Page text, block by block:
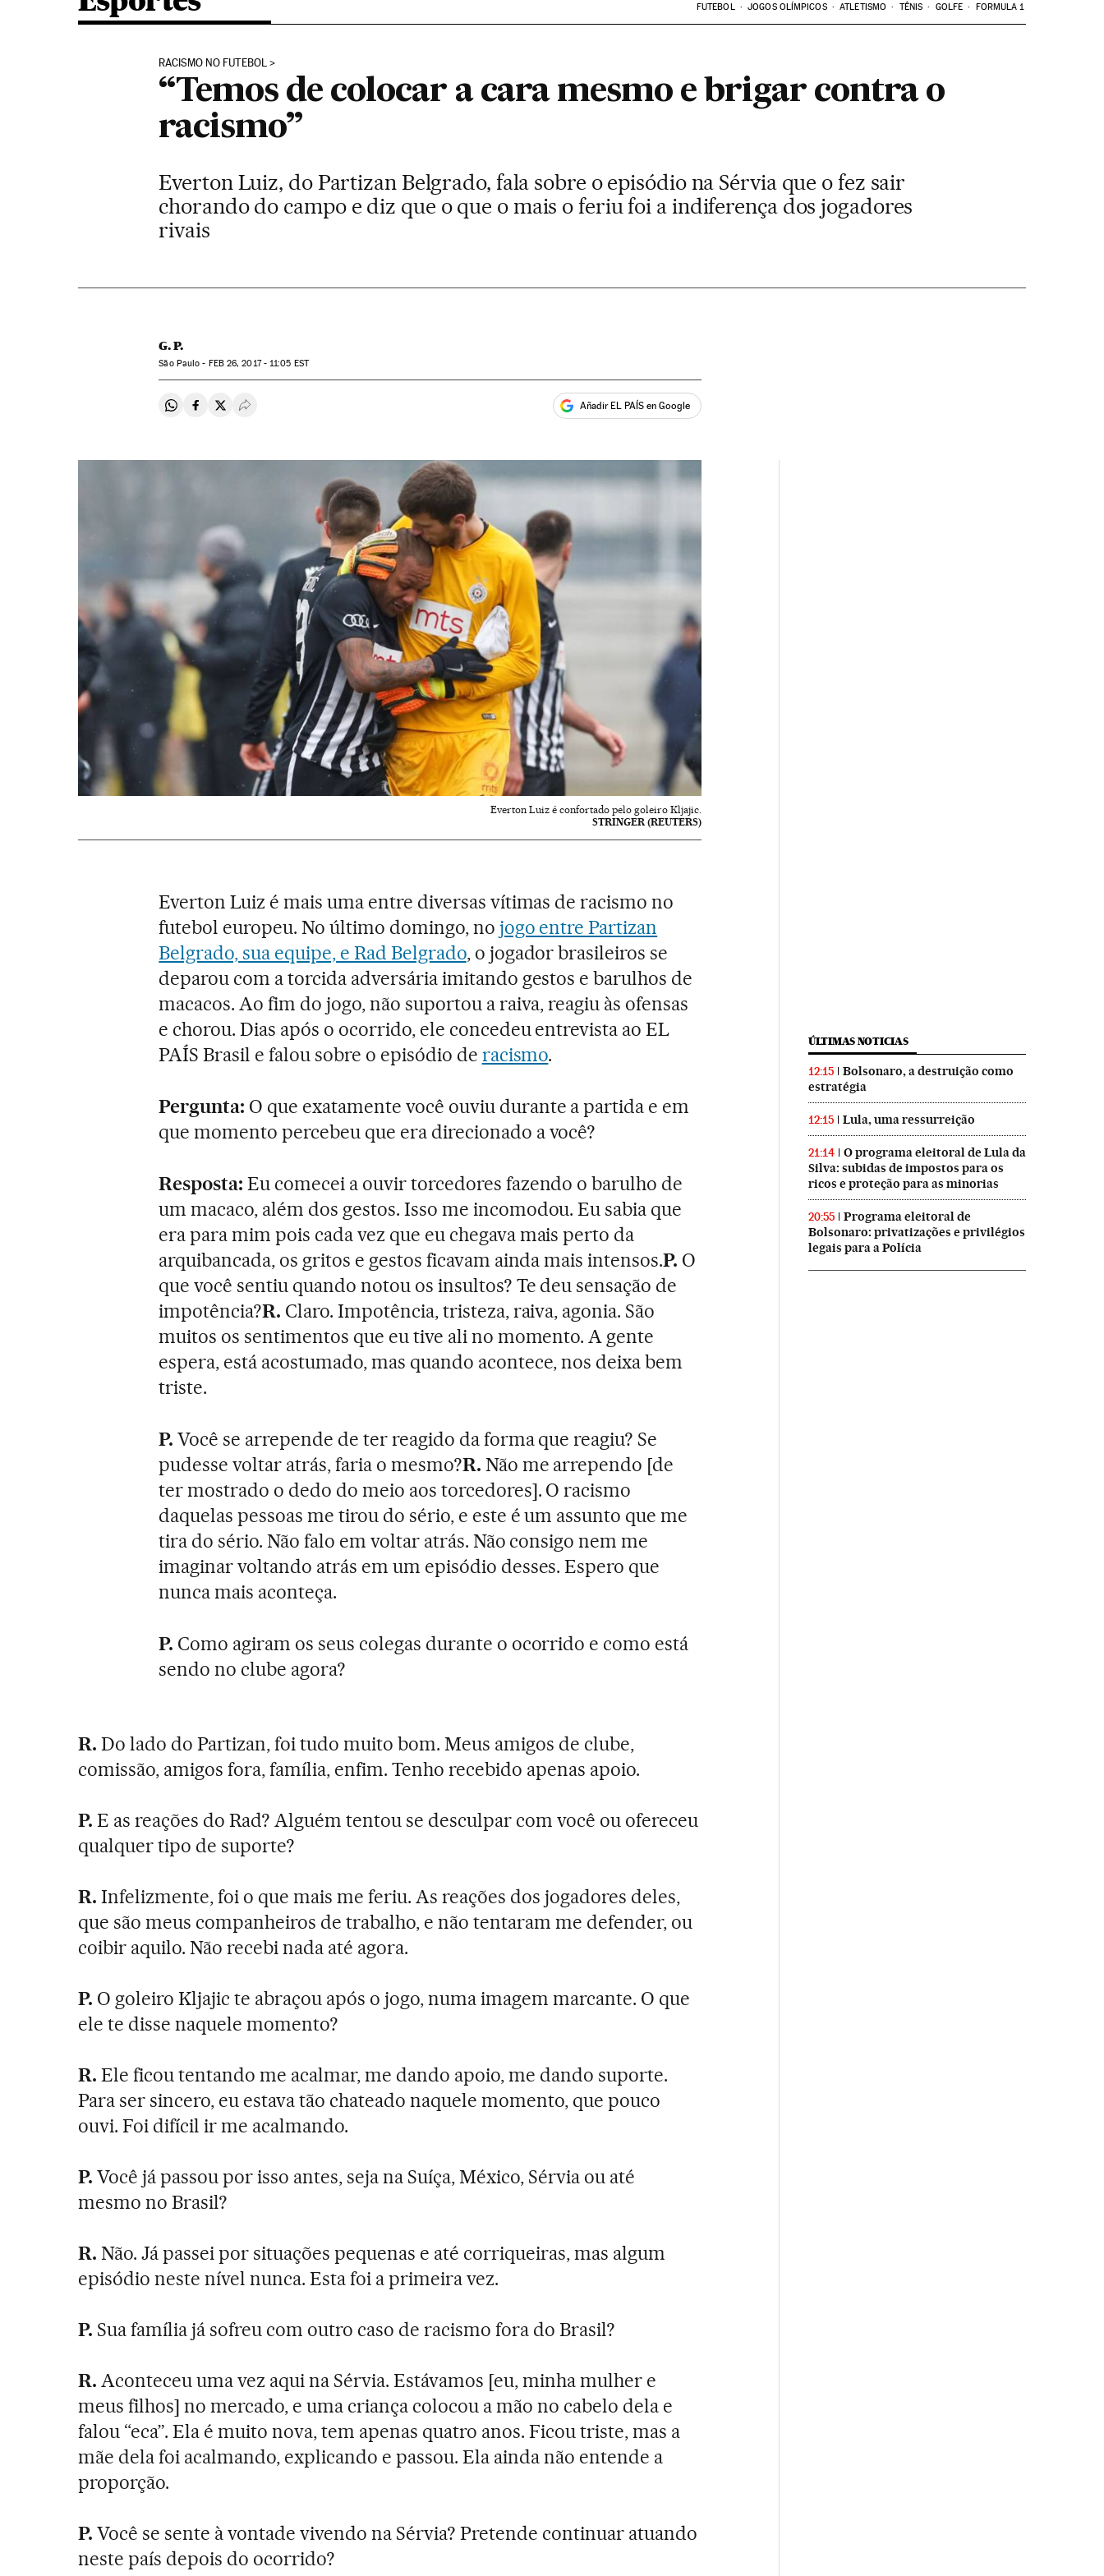
FUTEBOL JOGOS OLÍMPICOS ATLETISMO TÊNIS GOLFE FORMULA 1
RACISMO NO FUTEBOL
“Temos de colocar a cara mesmo e brigar contra o
racismo”
Everton Luiz, do Partizan Belgrado, fala sobre o episódio na Sérvia que o fez sair
chorando do campo e diz que o que o mais o feriu foi a indiferença dos jogadores
rivais
G. P.
São Paulo - FEB26, 2017 - 11:05 EST
Compartir en Whatsapp
Compartir en Facebook
Compartir en Twitter
Desplegar Redes Sociales Añadir EL PAÍS en Google
Everton Luiz é confortado pelo goleiro Kljajic.
STRINGER (REUTERS)
Everton Luiz é mais uma entre diversas vítimas de racismo no
futebol europeu. No último domingo, no jogo entre Partizan
Belgrado, sua equipe, e Rad Belgrado, o jogador brasileiros se
deparou com a torcida adversária imitando gestos e barulhos de
macacos. Ao fim do jogo, não suportou a raiva, reagiu às ofensas
e chorou. Dias após o ocorrido, ele concedeu entrevista ao EL
PAÍS Brasil e falou sobre o episódio de racismo.
Pergunta: O que exatamente você ouviu durante a partida e em
que momento percebeu que era direcionado a você?
Resposta: Eu comecei a ouvir torcedores fazendo o barulho de
um macaco, além dos gestos. Isso me incomodou. Eu sabia que
era para mim pois cada vez que eu chegava mais perto da
arquibancada, os gritos e gestos ficavam ainda mais intensos.P. O
que você sentiu quando notou os insultos? Te deu sensação de
impotência?R. Claro. Impotência, tristeza, raiva, agonia. São
muitos os sentimentos que eu tive ali no momento. A gente
espera, está acostumado, mas quando acontece, nos deixa bem
triste.
P. Você se arrepende de ter reagido da forma que reagiu? Se
pudesse voltar atrás, faria o mesmo?R. Não me arrependo [de
ter mostrado o dedo do meio aos torcedores]. O racismo
daquelas pessoas me tirou do sério, e este é um assunto que me
tira do sério. Não falo em voltar atrás. Não consigo nem me
imaginar voltando atrás em um episódio desses. Espero que
nunca mais aconteça.
P. Como agiram os seus colegas durante o ocorrido e como está
sendo no clube agora?
R. Do lado do Partizan, foi tudo muito bom. Meus amigos de clube,
comissão, amigos fora, família, enfim. Tenho recebido apenas apoio.
P. E as reações do Rad? Alguém tentou se desculpar com você ou ofereceu
qualquer tipo de suporte?
R. Infelizmente, foi o que mais me feriu. As reações dos jogadores deles,
que são meus companheiros de trabalho, e não tentaram me defender, ou
coibir aquilo. Não recebi nada até agora.
P. O goleiro Kljajic te abraçou após o jogo, numa imagem marcante. O que
ele te disse naquele momento?
R. Ele ficou tentando me acalmar, me dando apoio, me dando suporte.
Para ser sincero, eu estava tão chateado naquele momento, que pouco
ouvi. Foi difícil ir me acalmando.
P. Você já passou por isso antes, seja na Suíça, México, Sérvia ou até
mesmo no Brasil?
R. Não. Já passei por situações pequenas e até corriqueiras, mas algum
episódio neste nível nunca. Esta foi a primeira vez.
P. Sua família já sofreu com outro caso de racismo fora do Brasil?
R. Aconteceu uma vez aqui na Sérvia. Estávamos [eu, minha mulher e
meus filhos] no mercado, e uma criança colocou a mão no cabelo dela e
falou “eca”. Ela é muito nova, tem apenas quatro anos. Ficou triste, mas a
mãe dela foi acalmando, explicando e passou. Ela ainda não entende a
proporção.
P. Você se sente à vontade vivendo na Sérvia? Pretende continuar atuando
neste país depois do ocorrido?
ÚLTIMAS NOTICIAS
12:15
Bolsonaro, a destruição como
estratégia
12:15 Lula, uma ressurreição
21:14
O programa eleitoral de Lula da
Silva: subidas de impostos para os
ricos e proteção para as minorias
20:55
Programa eleitoral de
Bolsonaro: privatizações e privilégios
legais para a Polícia